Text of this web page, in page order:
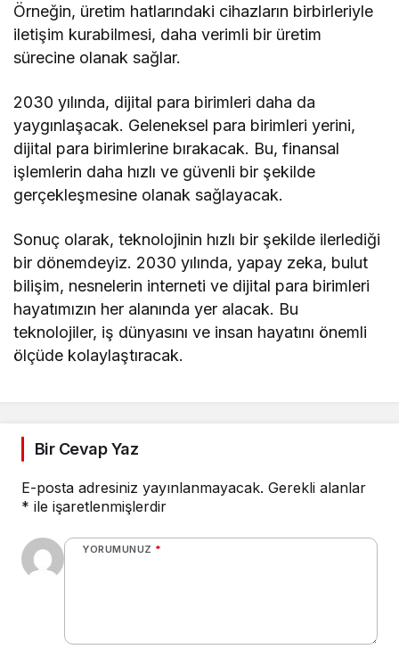
Örneğin, üretim hatlarındaki cihazların birbirleriyle
iletişim kurabilmesi, daha verimli bir üretim
sürecine olanak sağlar.
2030 yılında, dijital para birimleri daha da
yaygınlaşacak. Geleneksel para birimleri yerini,
dijital para birimlerine bırakacak. Bu, finansal
işlemlerin daha hızlı ve güvenli bir şekilde
gerçekleşmesine olanak sağlayacak.
Sonuç olarak, teknolojinin hızlı bir şekilde ilerlediği
bir dönemdeyiz. 2030 yılında, yapay zeka, bulut
bilişim, nesnelerin interneti ve dijital para birimleri
hayatımızın her alanında yer alacak. Bu
teknolojiler, iş dünyasını ve insan hayatını önemli
ölçüde kolaylaştıracak.
Bir Cevap Yaz
E-posta adresiniz yayınlanmayacak. Gerekli alanlar
* ile işaretlenmişlerdir
YORUMUNUZ *